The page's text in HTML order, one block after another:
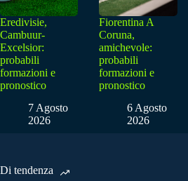
Eredivisie,
Cambuur-
Excelsior:
probabili
formazioni e
pronostico
7 Agosto
2026
Fiorentina A
Coruna,
amichevole:
probabili
formazioni e
pronostico
6 Agosto
2026
Di tendenza